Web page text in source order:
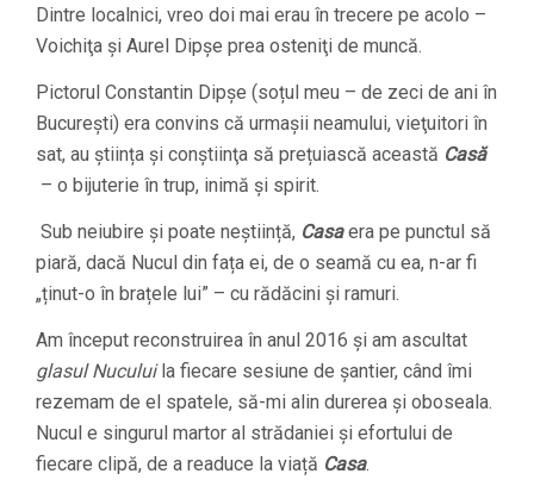
Dintre localnici, vreo doi mai erau în trecere pe acolo –
Voichiţa şi Aurel Dipşe prea osteniţi de muncă.
Pictorul Constantin Dipșe (soțul meu – de zeci de ani în
Bucureşti) era convins că urmașii neamului, vieţuitori în
sat, au știința şi conştiinţa să prețuiască această Casă
– o bijuterie în trup, inimă și spirit.
Sub neiubire şi poate neștiință, Casaera pe punctul să
piară, dacă Nucul din fața ei, de o seamă cu ea, n-ar fi
„ținut-o în brațele lui” – cu rădăcini și ramuri.
Am început reconstruirea în anul 2016 şi am ascultat
glasul Nuculuila fiecare sesiune de şantier, când îmi
rezemam de el spatele, să-mi alin durerea și oboseala.
Nucul e singurul martor al strădaniei şi efortului de
fiecare clipă, de a readuce la viață Casa.